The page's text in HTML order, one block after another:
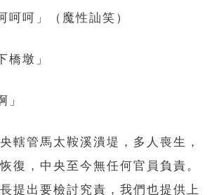
呵呵」（魔性訕笑）
橋墩」
」
轄管馬太鞍溪潰堤，多人喪生，
復，中央至今無任何官員負責。
提出要檢討究責，我們也提供上